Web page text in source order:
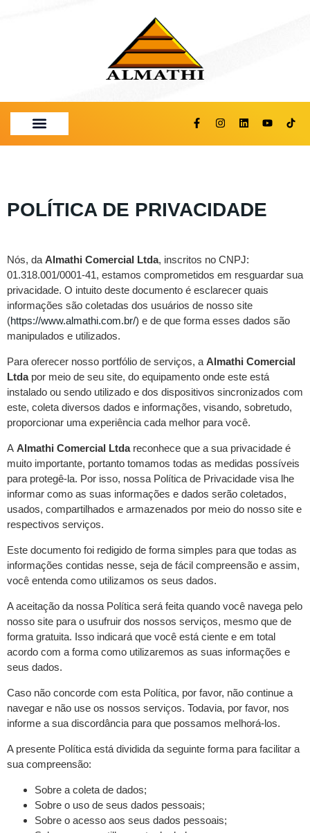
POLÍTICA DE PRIVACIDADE
Nós, da Almathi Comercial Ltda, inscritos no CNPJ:
01.318.001/0001-41, estamos comprometidos em resguardar sua
privacidade. O intuito deste documento é esclarecer quais
informações são coletadas dos usuários de nosso site
(https://www.almathi.com.br/) e de que forma esses dados são
manipulados e utilizados.
Para oferecer nosso portfólio de serviços, a Almathi Comercial
Ltdapor meio de seu site, do equipamento onde este está
instalado ou sendo utilizado e dos dispositivos sincronizados com
este, coleta diversos dados e informações, visando, sobretudo,
proporcionar uma experiência cada melhor para você.
A Almathi Comercial Ltdareconhece que a sua privacidade é
muito importante, portanto tomamos todas as medidas possíveis
para protegê-la. Por isso, nossa Política de Privacidade visa lhe
informar como as suas informações e dados serão coletados,
usados, compartilhados e armazenados por meio do nosso site e
respectivos serviços.
Este documento foi redigido de forma simples para que todas as
informações contidas nesse, seja de fácil compreensão e assim,
você entenda como utilizamos os seus dados.
A aceitação da nossa Política será feita quando você navega pelo
nosso site para o usufruir dos nossos serviços, mesmo que de
forma gratuita. Isso indicará que você está ciente e em total
acordo com a forma como utilizaremos as suas informações e
seus dados.
Caso não concorde com esta Política, por favor, não continue a
navegar e não use os nossos serviços. Todavia, por favor, nos
informe a sua discordância para que possamos melhorá-los.
A presente Política está dividida da seguinte forma para facilitar a
sua compreensão:
Sobre a coleta de dados;
Sobre o uso de seus dados pessoais;
Sobre o acesso aos seus dados pessoais;